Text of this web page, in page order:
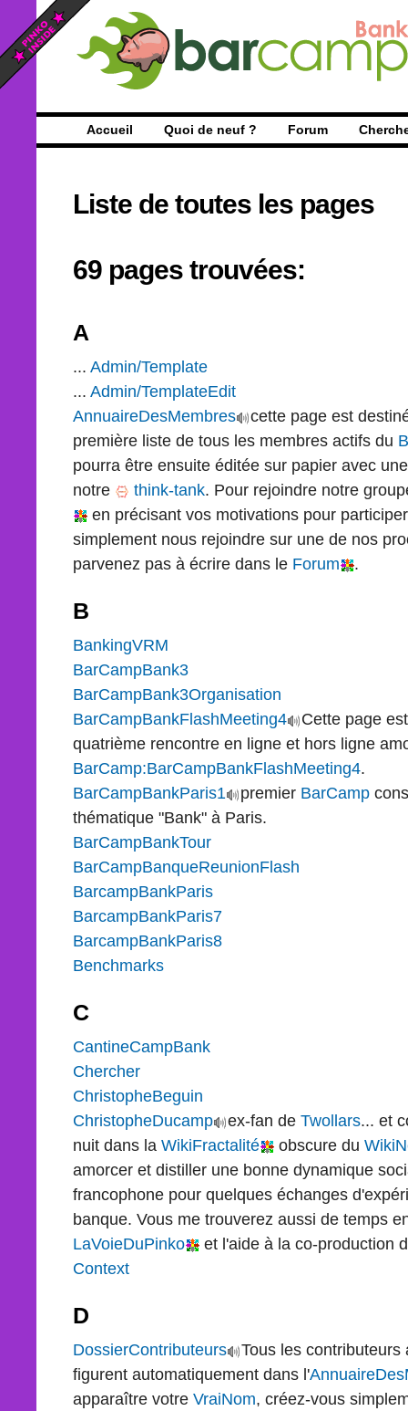
Accueil Quoi de neuf ? Forum
Liste de toutes les pages
69 pages trouvées:
A
... Admin/Template
... Admin/TemplateEdit
AnnuaireDesMembres
cette page est
première liste de tous les membres actifs du
pourra être ensuite éditée sur papier avec
notre
think-tank. Pour rejoindre notre
en précisant vos motivations pour
simplement nous rejoindre sur une de nos
parvenez pas à écrire dans le Forum .
B
BankingVRM
BarCampBank3
BarCampBank3Organisation
BarCampBankFlashMeeting4
Cette page
quatrième rencontre en ligne et hors ligne
BarCamp:BarCampBankFlashMeeting4.
BarCampBankParis1
premier BarCamp
thématique "Bank" à Paris.
BarCampBankTour
BarCampBanqueReunionFlash
BarcampBankParis
BarcampBankParis7
BarcampBankParis8
Benchmarks
C
CantineCampBank
Chercher
ChristopheBeguin
ChristopheDucamp
ex-fan de Twollars... et
nuit dans la WikiFractalité obscure du
amorcer et distiller une bonne dynamique
francophone pour quelques échanges
banque. Vous me trouverez aussi de temps
LaVoieDuPinko
et l'aide à la co-production
Context
D
DossierContributeurs
Tous les
figurent automatiquement dans l'
apparaître votre VraiNom, créez-vous